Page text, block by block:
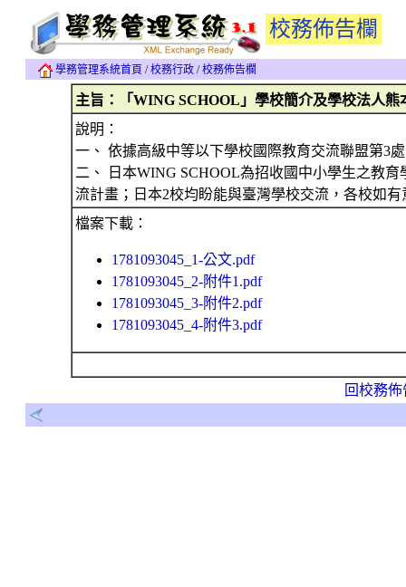
校務佈告欄
學務管理系統首頁 /校務行政/校務佈告欄
主旨：「WING SCHOOL」學校簡介及學校法人熊
說明：
一、 依據高級中等以下學校國際教育交流聯盟第3
二、 日本WING SCHOOL為招收國中小學生之教
流計畫；日本2校均盼能與臺灣學校交流，各校如
檔案下載：
1781093045_1-公文.pdf
1781093045_2-附件1.pdf
1781093045_3-附件2.pdf
1781093045_4-附件3.pdf
回校務佈